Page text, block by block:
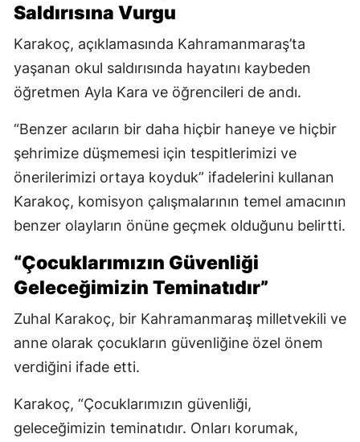
Saldırısına Vurgu
Karakoç, açıklamasında Kahramanmaraş’ta
yaşanan okul saldırısında hayatını kaybeden
öğretmen Ayla Kara ve öğrencileri de andı.
“Benzer acıların bir daha hiçbir haneye ve hiçbir
şehrimize düşmemesi için tespitlerimizi ve
önerilerimizi ortaya koyduk” ifadelerini kullanan
Karakoç, komisyon çalışmalarının temel amacının
benzer olayların önüne geçmek olduğunu belirtti.
“Çocuklarımızın Güvenliği
Geleceğimizin Teminatıdır”
Zuhal Karakoç, bir Kahramanmaraş milletvekili ve
anne olarak çocukların güvenliğine özel önem
verdiğini ifade etti.
Karakoç, “Çocuklarımızın güvenliği,
geleceğimizin teminatıdır. Onları korumak,